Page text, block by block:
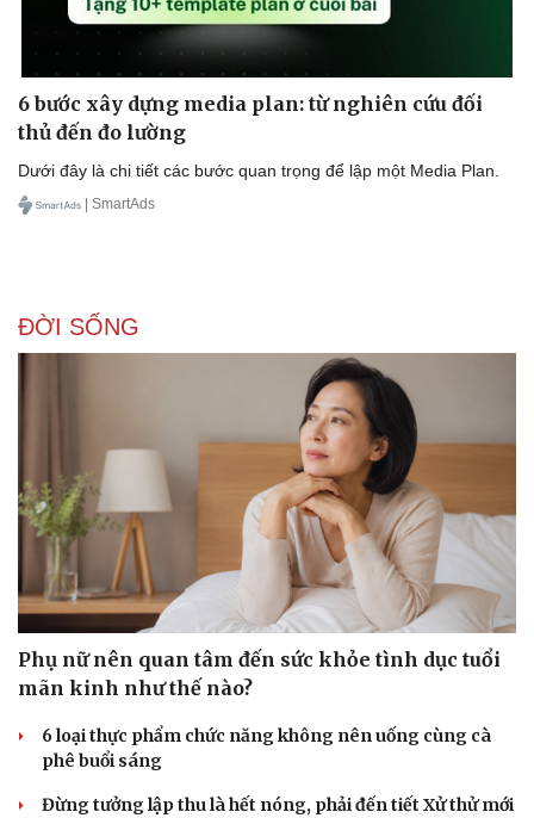
Văn hóa
Sân khấu - Điện ảnh
Âm nhạc
Di sản
Giải trí
Sao Việt
6 bước xây dựng media plan: từ nghiên cứu đối
thủ đến đo lường
Dưới đây là chi tiết các bước quan trọng để lập một Media Plan.
| SmartAds
ĐỜI SỐNG
Phụ nữ nên quan tâm đến sức khỏe tình dục tuổi
mãn kinh như thế nào?
6 loại thực phẩm chức năng không nên uống cùng cà
phê buổi sáng
Đừng tưởng lập thu là hết nóng, phải đến tiết Xử thử mới